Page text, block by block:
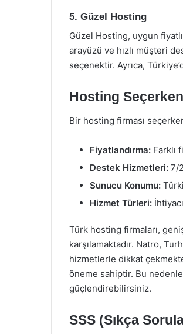
5. Güzel Hosting
Güzel Hosting, uygun
arayüzü ve hızlı müşteri
seçenektir. Ayrıca,
Hosting
Bir hosting firması
Fiyatlandırma: Farklı
Destek Hizmetleri: 7/
Sunucu Konumu:
Hizmet Türleri:
Türk hosting firmaları,
karşılamaktadır. Natro,
hizmetlerle dikkat
öneme sahiptir. Bu
güçlendirebilirsiniz.
SSS (Sıkça